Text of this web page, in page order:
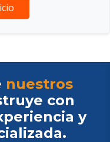
nuestros
con
y